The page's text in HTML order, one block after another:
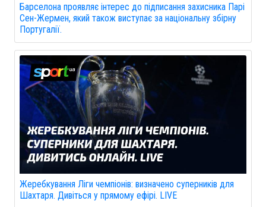
Барселона проявляє інтерес до підписання захисника Парі
Сен-Жермен, який також виступає за національну збірну
Португалії.
Жеребкування Ліги чемпіонів: визначено суперників для
Шахтаря. Дивіться у прямому ефірі. LIVE